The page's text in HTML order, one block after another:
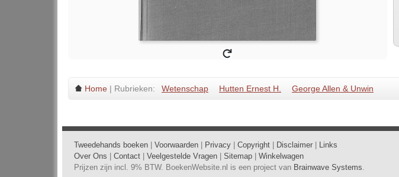
Home | Rubrieken: Wetenschap Hutten Ernest H. George Allen & Unwin
Tweedehands boeken Voorwaarden Privacy Copyright Disclaimer
Links
Over Ons
Contact Veelgestelde Vragen Sitemap
Winkelwagen
Prijzen zijn incl. 9% BTW. BoekenWebsite.nl is een project van Brainwave Systems.